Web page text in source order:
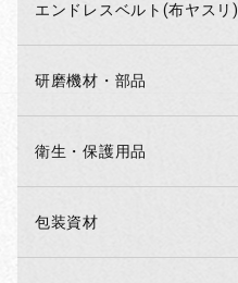
エンドレスベルト(布ヤスリ)
研磨機材・部品
衛生・保護用品
包装資材